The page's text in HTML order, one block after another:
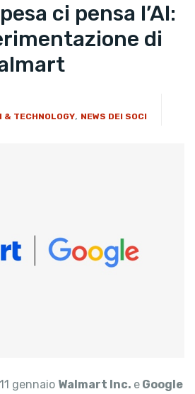
ci pensa l’AI:
di
& TECHNOLOGY, NEWS DEI SOCI
gennaio Walmart Inc. e Google